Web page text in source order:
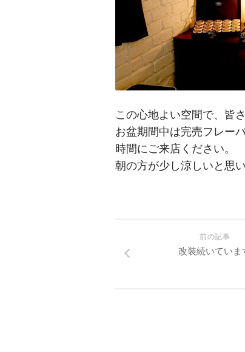
この心地よい空間で、皆
お盆期間中は完売フレー
時間にご来店ください。
朝の方が少し涼しいと思
前の記事
改装続いていま